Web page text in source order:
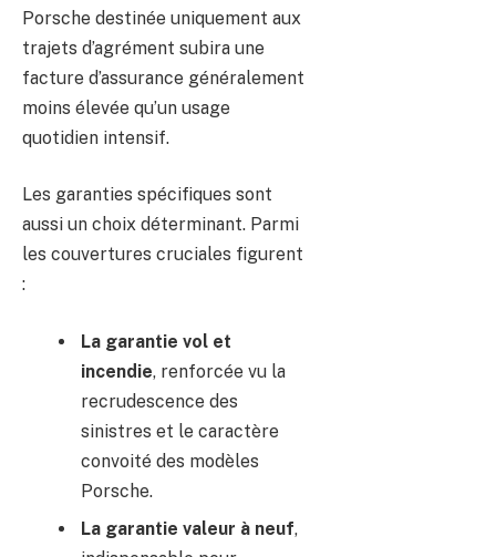
Porsche destinée uniquement aux
trajets d’agrément subira une
facture d’assurance généralement
moins élevée qu’un usage
quotidien intensif.
Les garanties spécifiques sont
aussi un choix déterminant. Parmi
les couvertures cruciales figurent
:
La garantie vol et
incendie, renforcée vu la
recrudescence des
sinistres et le caractère
convoité des modèles
Porsche.
La garantie valeur à neuf,